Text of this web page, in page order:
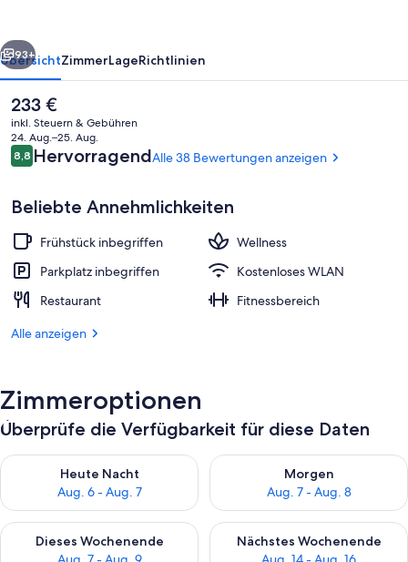
2 Restaurants; Frühstück,
Weiter
93+
ÜbersichtZimmerLageRichtlinien
Der
aktuelle
Preis
beträgt
233 €.
233 €
inkl. Steuern & Gebühren
24. Aug.–25. Aug.
Bewertungen
8,88,8 von 10.
HervorragendAlle 38 Bewertungen anzeigen
Beliebte Annehmlichkeiten
Frühstück inbegriffen
Wellness
Parkplatz inbegriffen
Kostenloses WLAN
Restaurant
Fitnessbereich
Alle anzeigen
Zimmeroptionen
Überprüfe die Verfügbarkeit für diese Daten
Heute Nacht
Aug. 6 - Aug. 7
Überprüfe die Verfügbarkeit für heute Nacht, Aug. 6 - Aug. 7.
Morgen
Aug. 7 - Aug. 8
Überprüfe die Verfügbarkeit
Dieses Wochenende
Überprüfe die Verfügbarkeit für dieses Wochenende, Aug. 7
Nächstes Wochenende
Überprüfe die Verfügbarkeit